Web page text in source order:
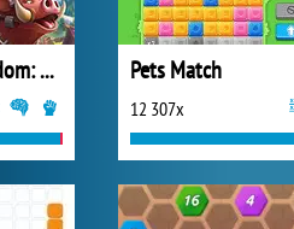
Mergest Kingdom: Merge Puzzle Pets Match
12 307x